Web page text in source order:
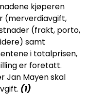
kjøperen
(merverdiavgift,
(frakt, porto,
samt
i totalprisen,
er foretatt.
Jan Mayen skal
(1)